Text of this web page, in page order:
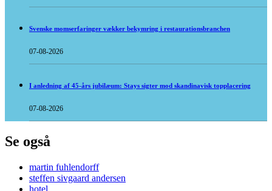
Svenske momserfaringer vækker bekymring i restaurationsbranchen
07-08-2026
I anledning af 45-års jubilæum: Stays sigter mod skandinavisk topplacering
07-08-2026
Se også
martin fuhlendorff
steffen sivgaard andersen
hotel